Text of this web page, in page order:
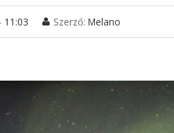
11:03 Szerző: Melano